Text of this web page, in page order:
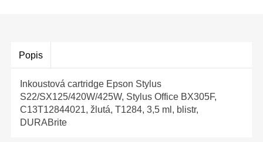
Popis
Inkoustová cartridge Epson Stylus
S22/SX125/420W/425W, Stylus Office BX305F,
C13T12844021, žlutá, T1284, 3,5 ml, blistr,
DURABrite